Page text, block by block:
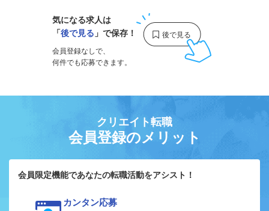
気になる求人は
「後で見る 」で保存！
会員登録なしで、
何件でも応募できます。
クリエイト転職
会員登録のメリット
会員限定機能であなたの転職活動をアシスト！
カンタン応募